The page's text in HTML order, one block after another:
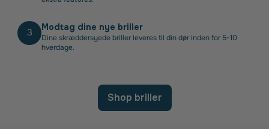
3 Modtag dine nye briller
Dine skræddersyede briller leveres til din dør inden for 5-10
hverdage.
Shop briller